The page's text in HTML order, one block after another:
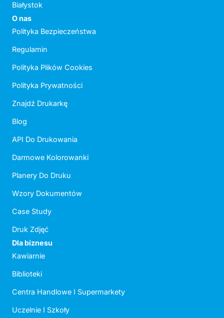
Białystok
O nas
Polityka Bezpieczeństwa
Regulamin
Polityka Plików Cookies
Polityka Prywatności
Znajdź Drukarkę
Blog
API Do Drukowania
Darmowe Kolorowanki
Planery Do Druku
Wzory Dokumentów
Case Study
Druk Zdjęć
Dla biznesu
Kawiarnie
Biblioteki
Centra Handlowe I Supermarkety
Uczelnie I Szkoły